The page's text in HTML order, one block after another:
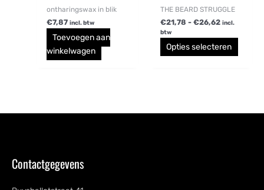
ontharingswax in blik
€7,87 incl. btw
Toevoegen aan
winkelwagen
THE BEARD STRUGGLE
€21,78 - €26,62 incl.
btw
Opties selecteren
Contactgegevens